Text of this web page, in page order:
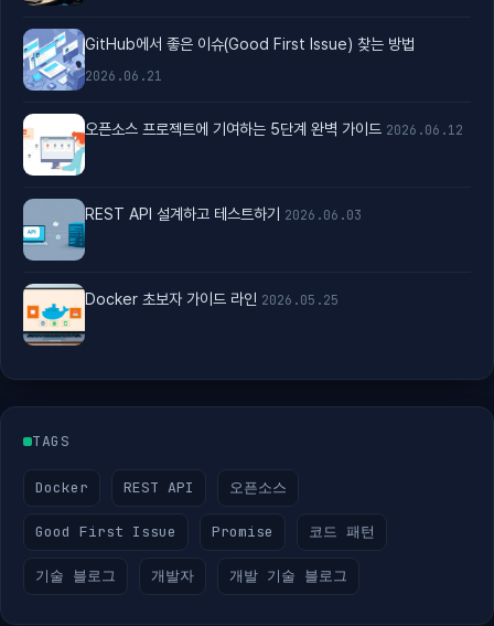
GitHub에서 좋은 이슈(Good First Issue) 찾는 방법
2026.06.21
오픈소스 프로젝트에 기여하는 5단계 완벽 가이드 2026.06.12
REST API 설계하고 테스트하기 2026.06.03
Docker 초보자 가이드 라인 2026.05.25
TAGS
Docker REST API 오픈소스
Good First Issue Promise 코드 패턴
기술 블로그 개발자 개발 기술 블로그